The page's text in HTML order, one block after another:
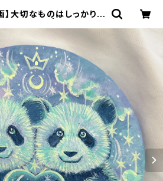
】大切なものはしっかりと